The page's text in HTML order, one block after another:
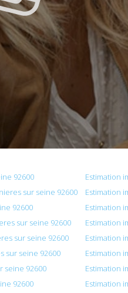
92600 Estimation
sur seine 92600
Estimation
92600
Estimation
sur seine 92600
Estimation
sur seine 92600
Estimation
sur seine 92600
Estimation
seine 92600
Estimation
92600
Estimation